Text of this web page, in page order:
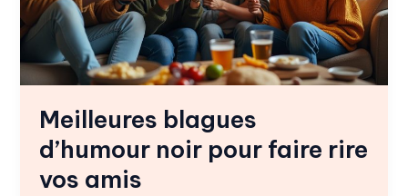
Meilleures blagues
d’humour noir pour faire rire
vos amis
rire
amis